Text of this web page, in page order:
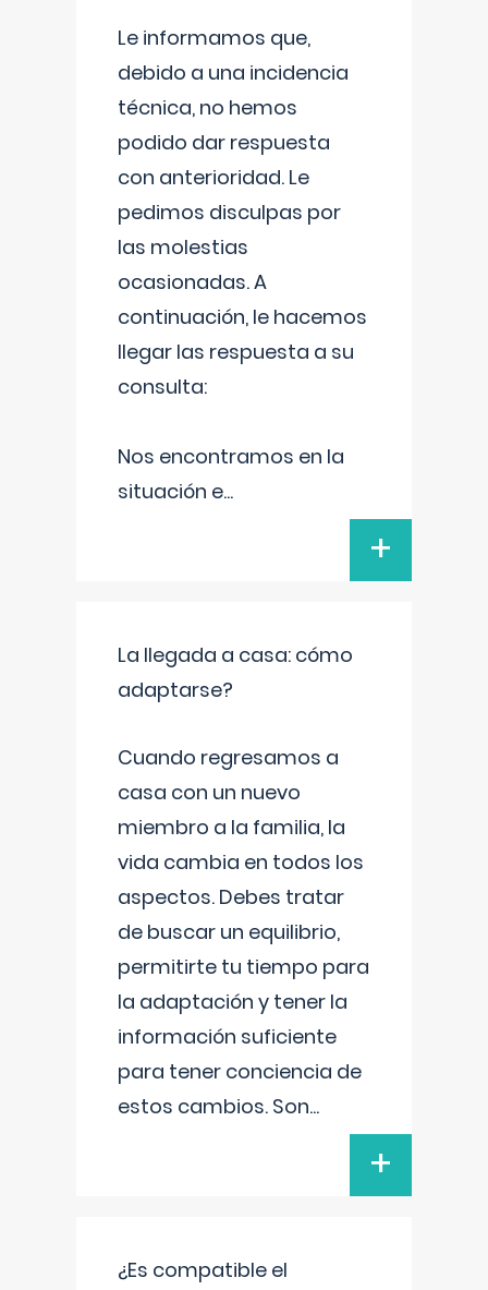
Le informamos que,
debido a una incidencia
técnica, no hemos
podido dar respuesta
con anterioridad. Le
pedimos disculpas por
las molestias
ocasionadas. A
continuación, le hacemos
llegar las respuesta a su
consulta:
Nos encontramos en la
situación e...
+
La llegada a casa: cómo
adaptarse?
Cuando regresamos a
casa con un nuevo
miembro a la familia, la
vida cambia en todos los
aspectos. Debes tratar
de buscar un equilibrio,
permitirte tu tiempo para
la adaptación y tener la
información suficiente
para tener conciencia de
estos cambios. Son...
+
¿Es compatible el